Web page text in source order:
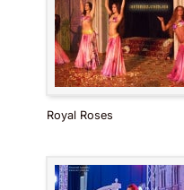
Royal Roses